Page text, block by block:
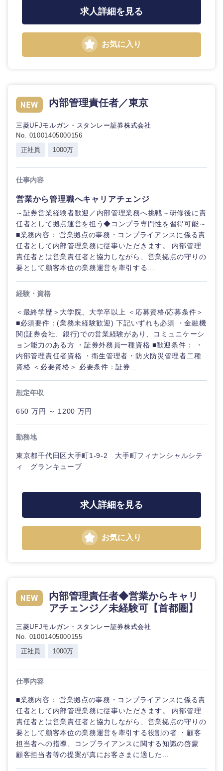
選択する
選択する
選択する
選択する
求人詳細を見る
お気に入り
内部管理責任者／東京
三菱UFJモルガン・スタンレー証券株式会社
No. 01001405000156
正社員
1000万
仕事内容
営業から管理職へキャリアチェンジ
～証券営業経験者歓迎／内部管理業務へ挑戦～研修後に責
任者として拠点運営を担う◆コンプラ専門性を習得可能～
■業務内容： 営業拠点の事務・コンプライアンスに係る責
任者として内部管理業務に従事いただきます。 内部管理
責任者とは営業責任者と協力しながら、営業拠点の守りの
要として顧客本位の業務運営を牽引する...
経験・資格
＜最終学歴＞大学院、大学卒以上 ＜応募資格/応募条件＞
■必須要件：(業務未経験歓迎) 下記いずれも必須 ・金融機
関(証券会社、銀行)での営業経験があり、コミュニケーシ
ョン能力のある方 ・証券外務員一種資格 ■歓迎条件： ・
内部管理責任者資格 ・衛生管理者・防火防災管理者二種
資格 ＜必要資格＞ 必要条件：証券...
想定年収
650 万円 ～ 1200 万円
勤務地
東京都千代田区大手町1-9-2 大手町フィナンシャルシテ
ィ グランキューブ
求人詳細を見る
お気に入り
内部管理責任者◆営業からキャリ
アチェンジ／未経験可【首都圏】
三菱UFJモルガン・スタンレー証券株式会社
No. 01001405000155
正社員
1000万
仕事内容
■業務内容： 営業拠点の事務・コンプライアンスに係る責
任者として内部管理業務に従事いただきます。 内部管理
責任者とは営業責任者と協力しながら、営業拠点の守りの
要として顧客本位の業務運営を牽引する役割の者 ・顧客
担当者への指導、コンプライアンスに関する知識の啓蒙
顧客担当者等の提案が真にお客さまに適した...